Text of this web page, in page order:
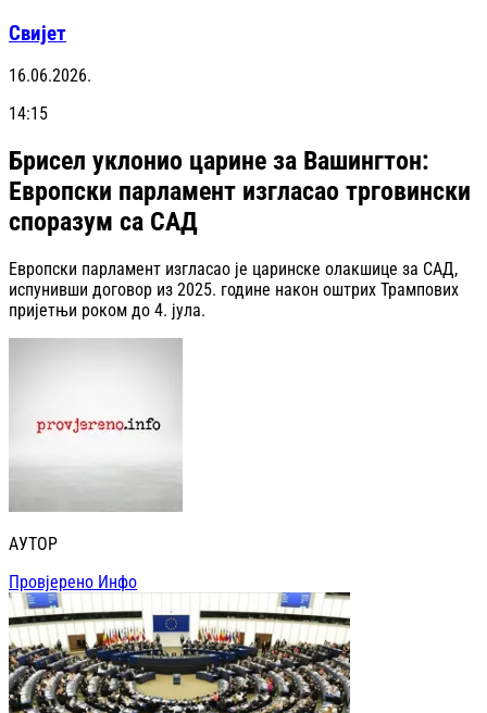
Свијет
16.06.2026.
14:15
Брисел уклонио царине за Вашингтон:
Европски парламент изгласао трговински
споразум са САД
Европски парламент изгласао је царинске олакшице за САД,
испунивши договор из 2025. године након оштрих Трампових
пријетњи роком до 4. јула.
АУТОР
Провјерено Инфо